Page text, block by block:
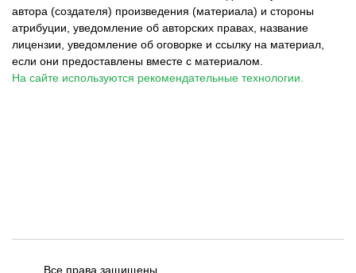
автора (создателя) произведения (материала) и стороны
атрибуции, уведомление об авторских правах, название
лицензии, уведомление об оговорке и ссылку на материал,
если они предоставлены вместе с материалом.
На сайте используются рекомендательные технологии.
Все права защищены